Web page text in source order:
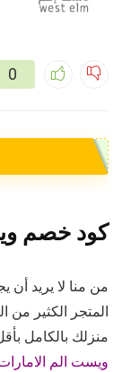
0
كود خصم
من منا لا يريد أن
المتجر الكثير من
منزلك بالكامل
ويست الم